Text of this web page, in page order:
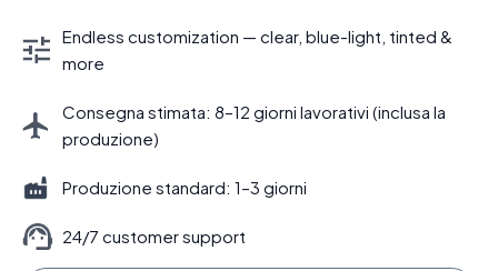
Endless customization — clear, blue-light, tinted &
more
Consegna stimata: 8–12 giorni lavorativi (inclusa la
produzione)
Produzione standard: 1–3 giorni
24/7 customer support